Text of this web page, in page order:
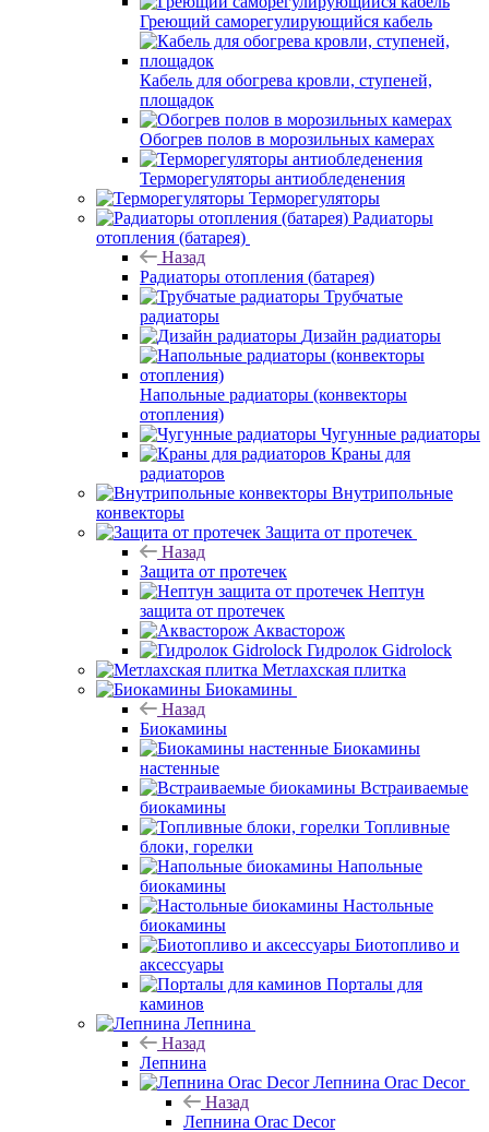
Греющий саморегулирующийся кабель
Кабель для обогрева кровли, ступеней,
площадок
Обогрев полов в морозильных камерах
Терморегуляторы антиобледенения
Терморегуляторы
Радиаторы
отопления (батарея)
Назад
Радиаторы отопления (батарея)
Трубчатые
радиаторы
Дизайн радиаторы
Напольные радиаторы (конвекторы
отопления)
Чугунные радиаторы
Краны для
радиаторов
Внутрипольные
конвекторы
Защита от протечек
Назад
Защита от протечек
Нептун
защита от протечек
Аквасторож
Гидролок Gidrolock
Метлахская плитка
Биокамины
Назад
Биокамины
Биокамины
настенные
Встраиваемые
биокамины
Топливные
блоки, горелки
Напольные
биокамины
Настольные
биокамины
Биотопливо и
аксессуары
Порталы для
каминов
Лепнина
Назад
Лепнина
Лепнина Orac Decor
Назад
Лепнина Orac Decor